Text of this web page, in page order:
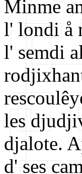
Minme
l' londi å
l' semdi
les
djalote.
d' ses